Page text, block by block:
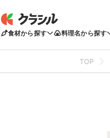
食材から探す 料理名から探す
TOP